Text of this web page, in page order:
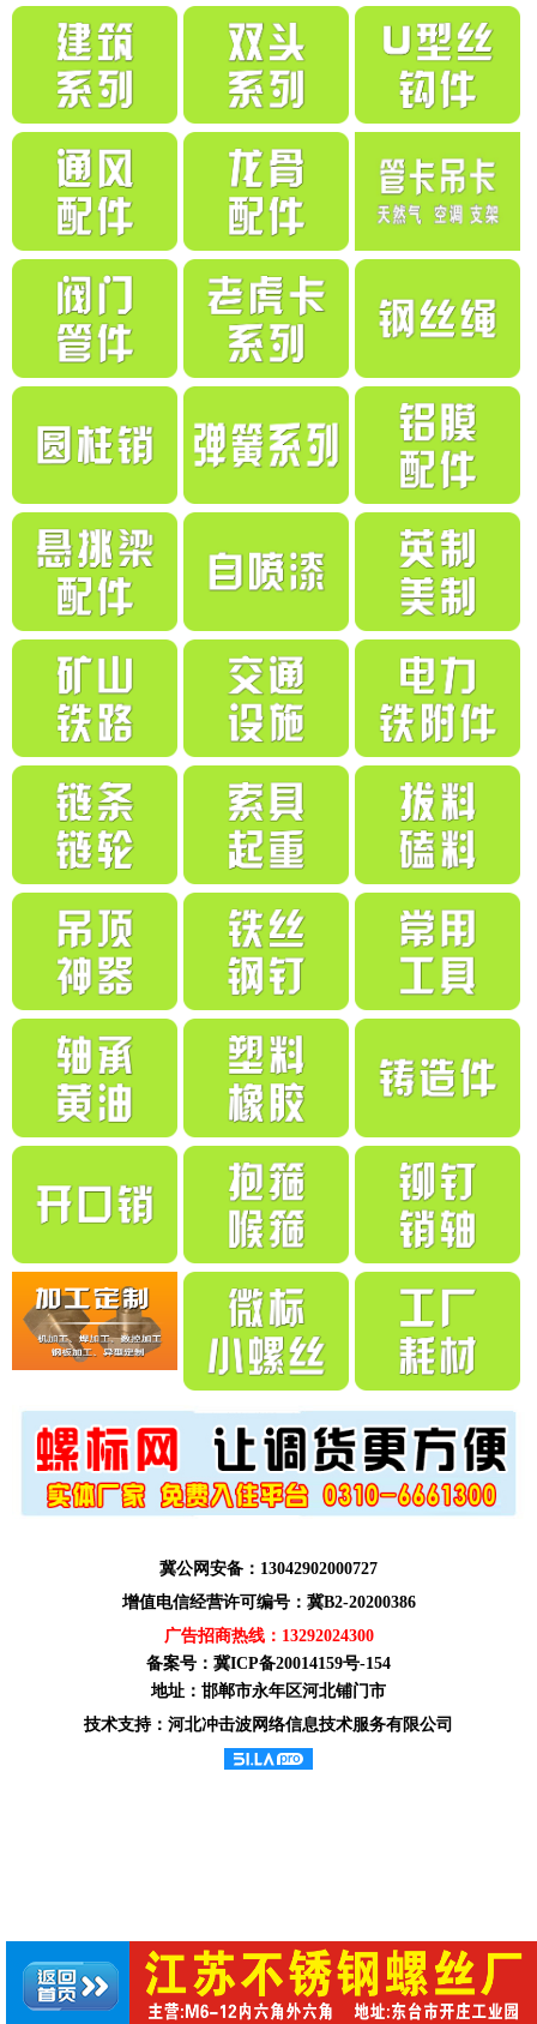
冀公网安备：13042902000727
增值电信经营许可编号：冀B2-20200386
广告招商热线： 13292024300
备案号： 冀ICP备20014159号-154
地址：邯郸市永年区河北铺门市
技术支持：河北冲击波网络信息技术服务有限公司